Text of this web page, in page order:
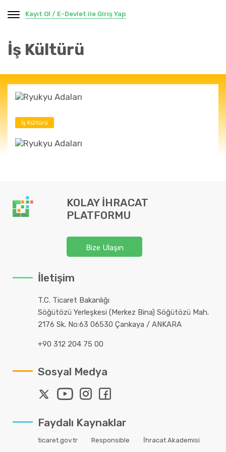
Kayıt Ol / E-Devlet ile Giriş Yap
İş Kültürü
İş Kültürü
KOLAY İHRACAT
PLATFORMU
Bize Ulaşın
İletişim
T.C. Ticaret Bakanlığı
Söğütözü Yerleşkesi (Merkez Bina) Söğütözü Mah.
2176 Sk. No:63 06530 Çankaya / ANKARA
+90 312 204 75 00
Sosyal Medya
Faydalı Kaynaklar
ticaret.gov.tr Responsible
İhracat Akademisi